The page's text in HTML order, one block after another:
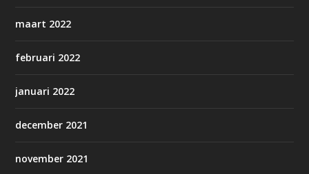
maart 2022
februari 2022
januari 2022
december 2021
november 2021